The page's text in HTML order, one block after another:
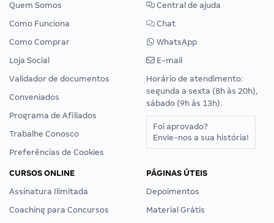
Quem Somos
Como Funciona
Como Comprar
Loja Social
Validador de documentos
Conveniados
Programa de Afiliados
Trabalhe Conosco
Preferências de Cookies
Central de ajuda
Chat
WhatsApp
E-mail
Horário de atendimento:
segunda a sexta (8h às 20h),
sábado (9h às 13h).
Foi aprovado?
Envie-nos a sua história!
CURSOS ONLINE
Assinatura Ilimitada
Coaching para Concursos
PÁGINAS ÚTEIS
Depoimentos
Material Grátis